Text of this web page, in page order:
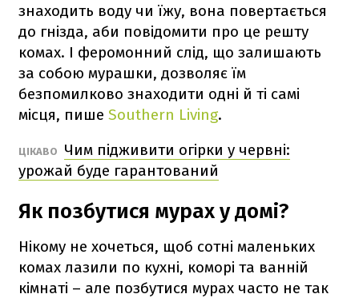
знаходить воду чи їжу, вона повертається
до гнізда, аби повідомити про це решту
комах. І феромонний слід, що залишають
за собою мурашки, дозволяє їм
безпомилково знаходити одні й ті самі
місця, пише Southern Living.
ЦІКАВО
Чим підживити огірки у червні:
урожай буде гарантований
Як позбутися мурах у домі?
Нікому не хочеться, щоб сотні маленьких
комах лазили по кухні, коморі та ванній
кімнаті – але позбутися мурах часто не так